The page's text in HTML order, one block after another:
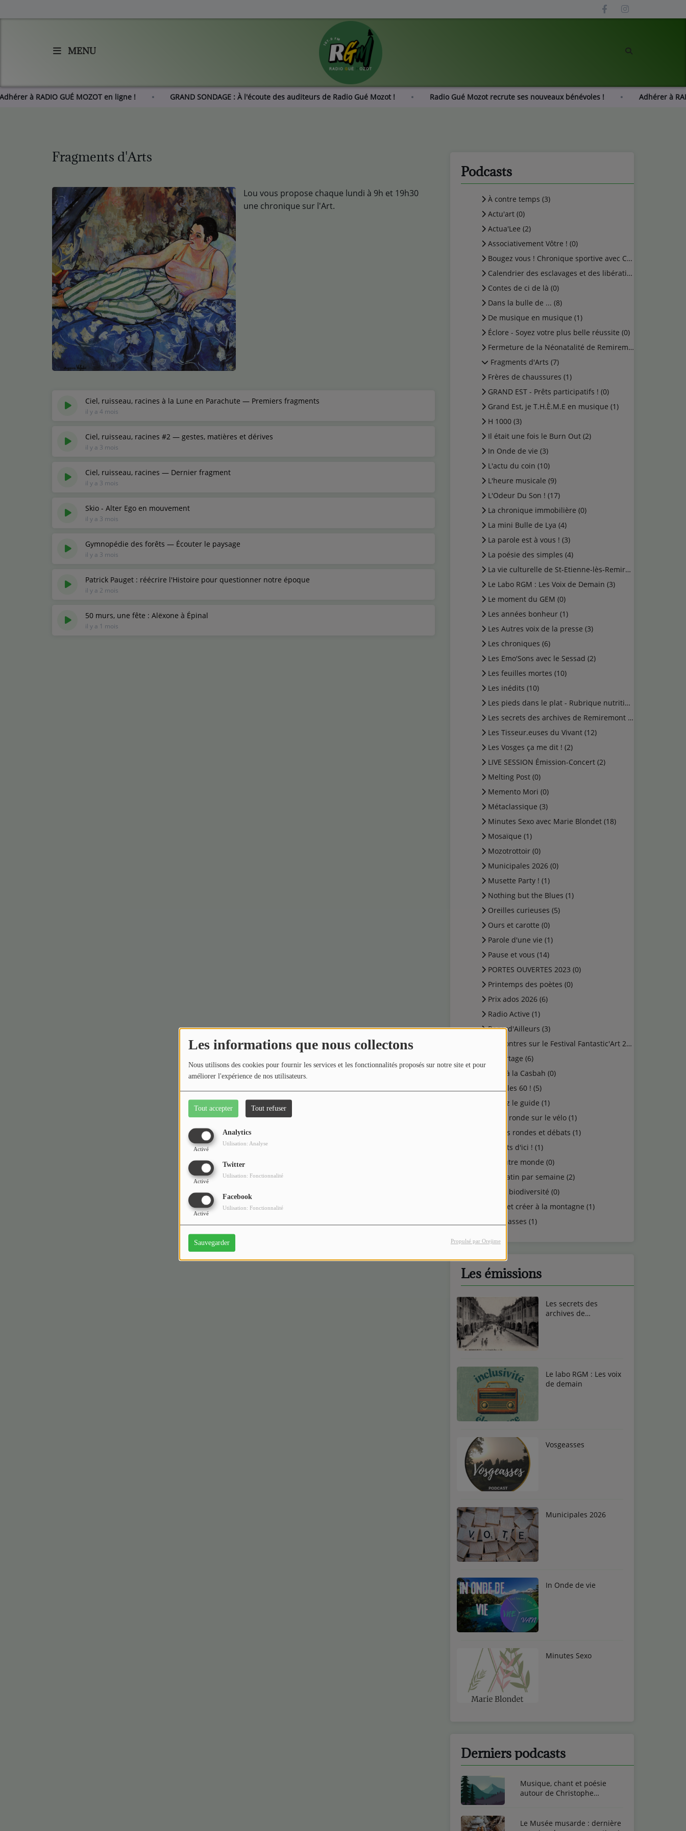
Les informations que nous collectons
Nous utilisons des cookies pour fournir les services et les fonctionnalités proposés sur notre site et pour
améliorer l'expérience de nos utilisateurs.
Tout accepter Tout refuser
Analytics
Activé
Utilisation: Analyse
Twitter
Activé
Utilisation: Fonctionnalité
Facebook
Activé
Utilisation: Fonctionnalité
Sauvegarder Propulsé par Orejime
MENU
Adhérer à RADIO GUÉ MOZOT en ligne ! GRAND SONDAGE : À l'écoute des auditeurs de Radio Gué Mozot ! Radio Gué Mozot recrute ses nouveaux bénévoles !
Agenda
Jeux Concours
Fragments d'Arts
Lou vous propose chaque lundi à 9h et 19h30
une chronique sur l'Art.
Ciel, ruisseau, racines à la Lune en Parachute — Premiers fragments
il y a 4 mois
Ciel, ruisseau, racines #2 — gestes, matières et dérives
il y a 3 mois
Ciel, ruisseau, racines — Dernier fragment
il y a 3 mois
Skio - Alter Ego en mouvement
il y a 3 mois
Gymnopédie des forêts — Écouter le paysage
il y a 3 mois
Patrick Pauget : réécrire l'Histoire pour questionner notre époque
il y a 2 mois
50 murs, une fête : Alëxone à Épinal
il y a 1 mois
Podcasts
À contre temps (3)
Actu'art (0)
Actua'Lee (2)
Associativement Vôtre ! (0)
Bougez vous ! Chronique sportive avec Cédric (0)
Calendrier des esclavages et des libérations (1)
Contes de ci de là (0)
Dans la bulle de ... (8)
De musique en musique (1)
Éclore - Soyez votre plus belle réussite (0)
Fermeture de la Néonatalité de Remiremont (0)
Fragments d'Arts (7)
Frères de chaussures (1)
GRAND EST - Prêts participatifs ! (0)
Grand Est, je T.H.È.M.E en musique (1)
H 1000 (3)
Il était une fois le Burn Out (2)
In Onde de vie (3)
L'actu du coin (10)
L'heure musicale (9)
L'Odeur Du Son ! (17)
La chronique immobilière (0)
La mini Bulle de Lya (4)
La parole est à vous ! (3)
La poésie des simples (4)
La vie culturelle de St-Etienne-lès-Remiremont (1)
Le Labo RGM : Les Voix de Demain (3)
Le moment du GEM (0)
Les années bonheur (1)
Les Autres voix de la presse (3)
Les chroniques (6)
Les Emo'Sons avec le Sessad (2)
Les feuilles mortes (10)
Les inédits (10)
Les pieds dans le plat - Rubrique nutrition (0)
Les secrets des archives de Remiremont (2)
Les Tisseur.euses du Vivant (12)
Les Vosges ça me dit ! (2)
LIVE SESSION Émission-Concert (2)
Melting Post (0)
Memento Mori (0)
Métaclassique (3)
Minutes Sexo avec Marie Blondet (18)
Mosaïque (1)
Mozotrottoir (0)
Municipales 2026 (0)
Musette Party ! (1)
Nothing but the Blues (1)
Oreilles curieuses (5)
Ours et carotte (0)
Parole d'une vie (1)
Pause et vous (14)
PORTES OUVERTES 2023 (0)
Printemps des poètes (0)
Prix ados 2026 (6)
Radio Active (1)
Regard'Ailleurs (3)
Rencontres sur le Festival Fantastic'Art 2023 (0)
Reportage (6)
Rock à la Casbah (0)
Salut les 60 ! (5)
Suivez le guide (1)
Table ronde sur le vélo (1)
Tables rondes et débats (1)
Talents d'ici ! (1)
Un autre monde (0)
Un matin par semaine (2)
Vie et biodiversité (0)
Vivre et créer à la montagne (1)
Vosgeasses (1)
Les émissions
Les secrets des
archives de
Le labo RGM : Les voix
de demain
Vosgeasses
Municipales 2026
In Onde de vie
Minutes Sexo
Derniers podcasts
Musique, chant et poésie
autour de Christophe
Le Musée musarde : dernière